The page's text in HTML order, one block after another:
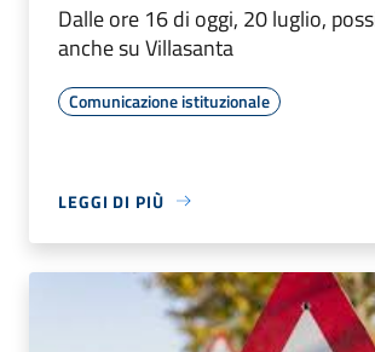
Dalle ore 16 di oggi, 20 luglio,
anche su Villasanta
Comunicazione istituzionale
LEGGI DI PIÙ